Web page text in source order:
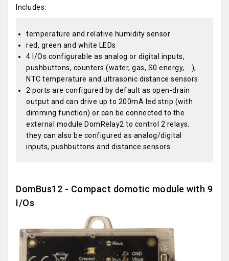
Includes:
temperature and relative humidity sensor
red, green and white LEDs
4 I/Os configurable as analog or digital inputs,
pushbuttons, counters (water, gas, S0 energy, ...),
NTC temperature and ultrasonic distance sensors
2 ports are configured by default as open-drain
output and can drive up to 200mA led strip (with
dimming function) or can be connected to the
external module DomRelay2 to control 2 relays;
they can also be configured as analog/digital
inputs, pushbuttons and distance sensors.
DomBus12 - Compact domotic module with 9
I/Os